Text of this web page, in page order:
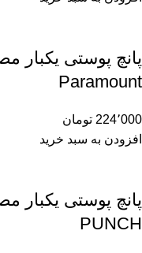
Paramount
224٬000 تومان
افزودن به سبد خرید
PUNCH